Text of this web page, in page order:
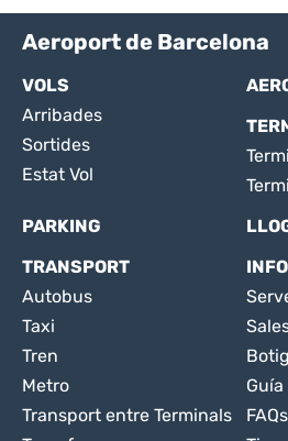
Aeroport de Barcelona
VOLS
Arribades
Sortides
Estat Vol
PARKING
TRANSPORT
Autobus
Taxi
Tren
Metro
Transport entre Terminals
FAQs